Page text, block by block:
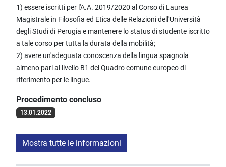
1) essere iscritti per l'A.A. 2019/2020 al Corso di Laurea
Magistrale in Filosofia ed Etica delle Relazioni dell'Università
degli Studi di Perugia e mantenere lo status di studente iscritto
a tale corso per tutta la durata della mobilità;
2) avere un'adeguata conoscenza della lingua spagnola
almeno pari al livello B1 del Quadro comune europeo di
riferimento per le lingue.
Procedimento concluso
13.01.2022
Mostra tutte le informazioni